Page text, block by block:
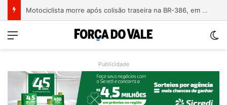
Motociclista morre após colisão traseira na BR-386, em Triunfo
Menu
Publicidade